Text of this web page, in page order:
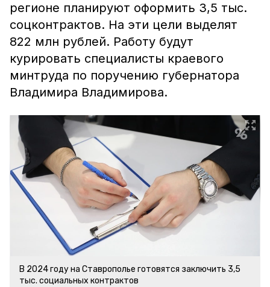
регионе планируют оформить 3,5 тыс.
соцконтрактов. На эти цели выделят
822 млн рублей. Работу будут
курировать специалисты краевого
минтруда по поручению губернатора
Владимира Владимирова.
В 2024 году на Ставрополье готовятся заключить 3,5
тыс. социальных контрактов